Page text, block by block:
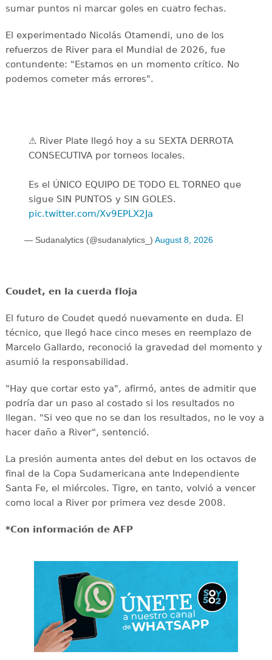
sumar puntos ni marcar goles en cuatro fechas.
El experimentado Nicolás Otamendi, uno de los
refuerzos de River para el Mundial de 2026, fue
contundente: "Estamos en un momento crítico. No
podemos cometer más errores".
⚠️ River Plate llegó hoy a su SEXTA DERROTA
CONSECUTIVA por torneos locales.
Es el ÚNICO EQUIPO DE TODO EL TORNEO que
sigue SIN PUNTOS y SIN GOLES.
pic.twitter.com/Xv9EPLX2Ja
— Sudanalytics (@sudanalytics_) August 8, 2026
Coudet, en la cuerda floja
El futuro de Coudet quedó nuevamente en duda. El
técnico, que llegó hace cinco meses en reemplazo de
Marcelo Gallardo, reconoció la gravedad del momento y
asumió la responsabilidad.
"Hay que cortar esto ya", afirmó, antes de admitir que
podría dar un paso al costado si los resultados no
llegan. "Si veo que no se dan los resultados, no le voy a
hacer daño a River", sentenció.
La presión aumenta antes del debut en los octavos de
final de la Copa Sudamericana ante Independiente
Santa Fe, el miércoles. Tigre, en tanto, volvió a vencer
como local a River por primera vez desde 2008.
*Con información de AFP